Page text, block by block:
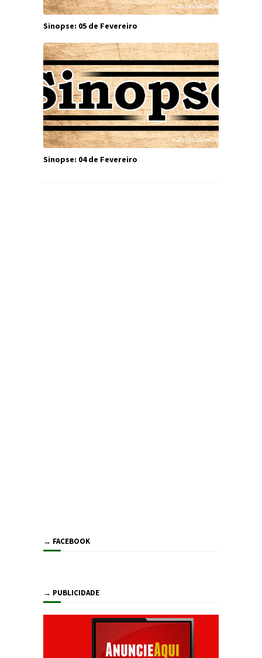
Sinopse: 05 de Fevereiro
Sinopse: 04 de Fevereiro
→ FACEBOOK
→ PUBLICIDADE